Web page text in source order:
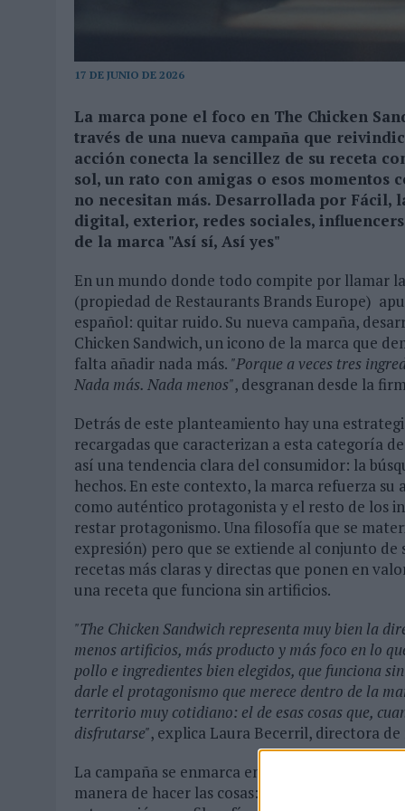
17 DE JUNIO DE 2026
La marca pone el foco en The Chicken
través de una nueva campaña que
acción conecta la sencillez de su receta
sol, un rato con amigas o esos momentos
no necesitan más. Desarrollada por Fácil,
digital, exterior, redes sociales,
de la marca "Así sí, Así yes"
En un mundo donde todo compite por llamar
(propiedad de Restaurants Brands Europe)
español: quitar ruido. Su nueva campaña,
Chicken Sandwich, un icono de la marca que
falta añadir nada más. "Porque a veces tres
Nada más. Nada menos", desgranan desde la
Detrás de este planteamiento hay una
recargadas que caracterizan a esta categoría
así una tendencia clara del consumidor: la
hechos. En este contexto, la marca refuerza
como auténtico protagonista y el resto de los
restar protagonismo. Una filosofía que se
expresión) pero que se extiende al conjunto
recetas más claras y directas que ponen en
una receta que funciona sin artificios.
"The Chicken Sandwich representa muy bien la
menos artificios, más producto y más foco en lo
pollo e ingredientes bien elegidos, que funciona
darle el protagonismo que merece dentro de la
territorio muy cotidiano: el de esas cosas que,
disfrutarse", explica Laura Becerril, directora
La campaña se enmarca en "Así sí, Así yes", la
manera de hacer las cosas: con honestidad,